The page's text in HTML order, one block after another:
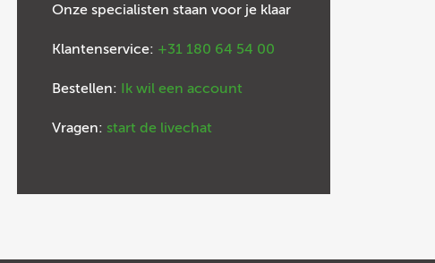
Onze specialisten staan voor je klaar
Klantenservice: +31 180 64 54 00
Bestellen: Ik wil een account
Vragen: start de livechat